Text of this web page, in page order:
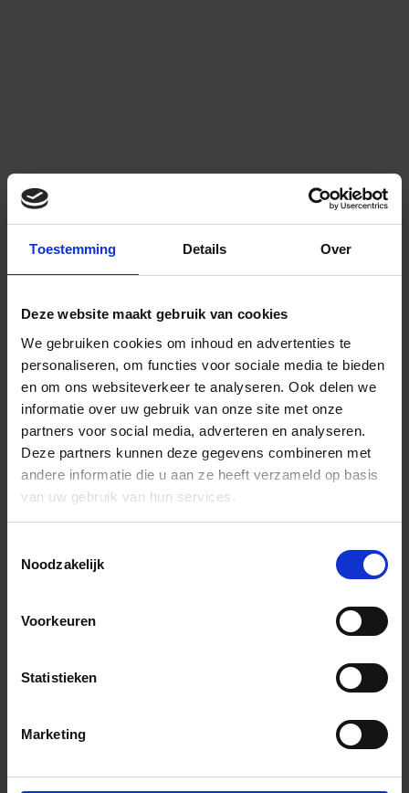
Toestemming Details Over
Deze website maakt gebruik van cookies
We gebruiken cookies om inhoud en advertenties te
personaliseren, om functies voor sociale media te bieden
en om ons websiteverkeer te analyseren. Ook delen we
informatie over uw gebruik van onze site met onze
partners voor social media, adverteren en analyseren.
Deze partners kunnen deze gegevens combineren met
andere informatie die u aan ze heeft verzameld op basis
van uw gebruik van hun services.
Noodzakelijk
Voorkeuren
Statistieken
Marketing